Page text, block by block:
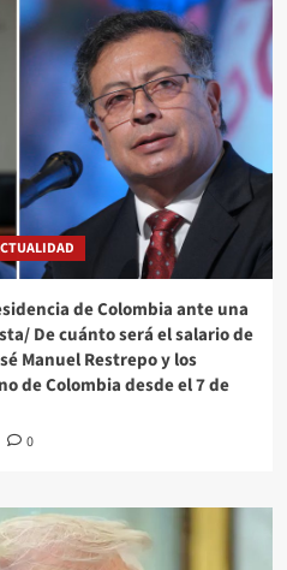
de Colombia ante una
De cuánto será el salario de
Manuel Restrepo y los
de Colombia desde el 7 de
0